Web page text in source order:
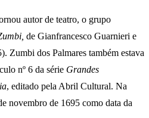
autor de teatro, o grupo
de Gianfrancesco Guarnieri e
Zumbi dos Palmares também estava
nº 6 da série Grandes
, editado pela Abril Cultural. Na
novembro de 1695 como data da